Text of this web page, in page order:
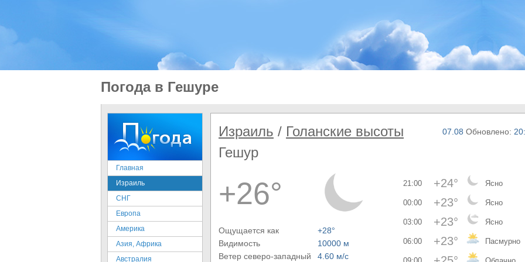
Погода в Гешуре
Главная
Израиль
СНГ
Европа
Америка
Азия, Африка
Австралия
Израиль / Голанские высоты 07.08 Обновлено:
Гешур
+26°
Ощущается как
+28°
Видимость
10000 м
Ветер северо-западный
4.60 м/с
21:00 +24° Ясно
00:00 +23° Ясно
03:00 +23° Ясно
06:00 +23° Пасмурно